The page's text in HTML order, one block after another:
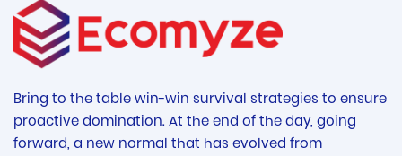
Bring to the table win-win survival strategies to ensure
proactive domination. At the end of the day, going
forward, a new normal that has evolved from